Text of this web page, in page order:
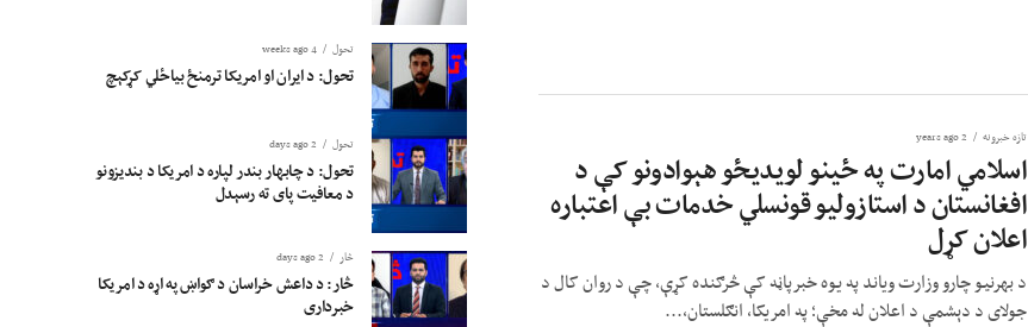
تازه خبرونه 2 years ago
اسلامي امارت په ځینو لویدیځو هېوادونو کې د
افغانستان د استازولیو قونسلي خدمات بې اعتباره
اعلان کړل
د بهرنیو چارو وزارت ویاند په یوه خبرپاڼه کې څرګنده کړې، چې د روان کال د
جولای د دېشمې د اعلان له مخې؛ په امریکا، انګلستان،...
تحول 4 weeks ago
تحول: د ایران او امریکا ترمنځ بیاځلي کړکېچ
تحول 2 days ago
تحول: د چابهار بندر لپاره د امریکا د بندیزونو
د معافیت پای ته رسېدل
څار 2 days ago
څار: د داعش خراسان د ګواښ په اړه د امریکا
خبرداری